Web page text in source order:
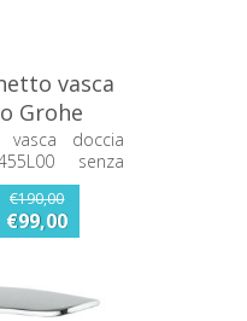
vasca
Grohe
vasca doccia
senza
bianco
€190,00
€99,00